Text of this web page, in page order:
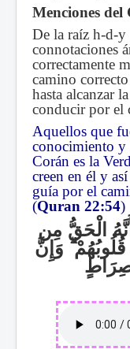
Menciones
De la raíz h-d-y
connotaciones
correctamente
camino
hasta alcanzar
conducir por el
Aquellos que
conocimiento y
Corán es la
creen en él y
guía por el
(Quran 22:54)
الْحَقُّ مِن
ۗوَإِنَّ
صِرَاطٍ